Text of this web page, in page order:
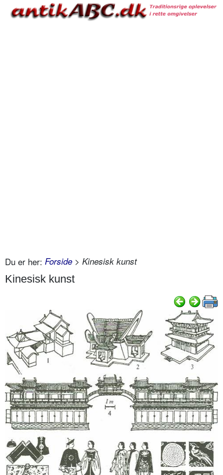
Du er her: Forside > Kinesisk kunst
Kinesisk kunst